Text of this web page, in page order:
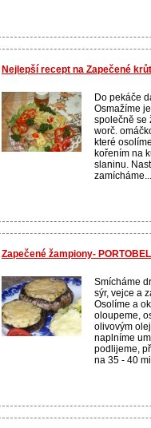
Nejlepší recept na Zapečené
Do pekáče
Osmažíme
společně se
worč.
které
kořením na
slaninu.
zamícháme...
Zapečené žampiony-
Smícháme
sýr, vejce a
Osolíme a
oloupeme,
olivovým
naplníme
podlijeme,
na 35 - 40